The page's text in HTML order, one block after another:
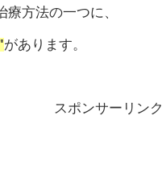
療方法の一つに、
があります。
スポンサーリンク